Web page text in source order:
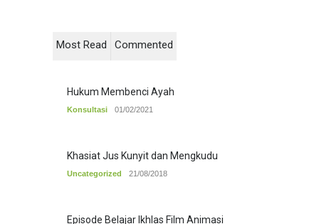
Most Read Commented
Hukum Membenci Ayah
Konsultasi 01/02/2021
Khasiat Jus Kunyit dan Mengkudu
Uncategorized 21/08/2018
Episode Belajar Ikhlas Film Animasi